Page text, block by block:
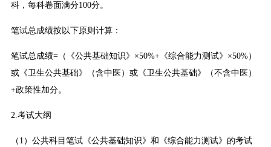
科，每科卷面满分100分。
笔试总成绩按以下原则计算：
笔试总成绩=（《公共基础知识》×50%+《综合能力测试》×50%）
或《卫生公共基础》（含中医）或《卫生公共基础》（不含中医）
+政策性加分。
2.考试大纲
（1）公共科目笔试《公共基础知识》和《综合能力测试》的考试